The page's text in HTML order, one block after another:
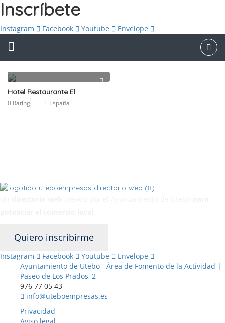
Inscríbete
Instagram Facebook Youtube Envelope
Hotel Restaurante El
0 Rating España
Quiero inscribirme
Instagram Facebook Youtube
Envelope
Ayuntamiento de Utebo - Área de Fomento de la Actividad |
Paseo de Los Prados, 2
976 77 05 43
info@uteboempresas.es
Privacidad